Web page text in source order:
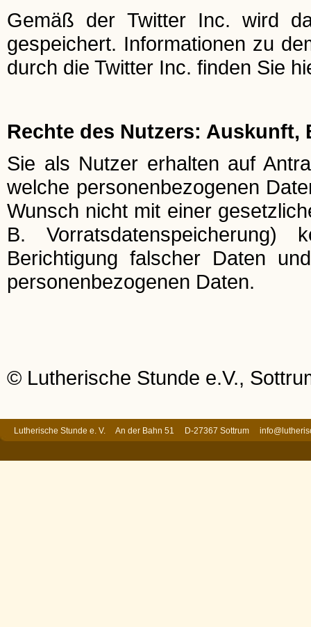
Gemäß der Twitter Inc. wird
gespeichert. Informationen zu
durch die Twitter Inc. finden Sie
Rechte des Nutzers:
Sie als Nutzer erhalten auf
welche personenbezogenen
Wunsch nicht mit einer
B.
Berichtigung falscher Daten
personenbezogenen Daten.
© Lutherische Stunde e.V.,
Lutherische Stunde e. V. An der Bahn 51 D-27367 Sottrum